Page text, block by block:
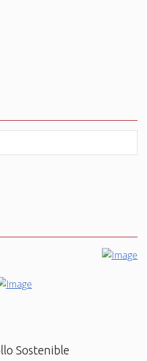
Sostenible